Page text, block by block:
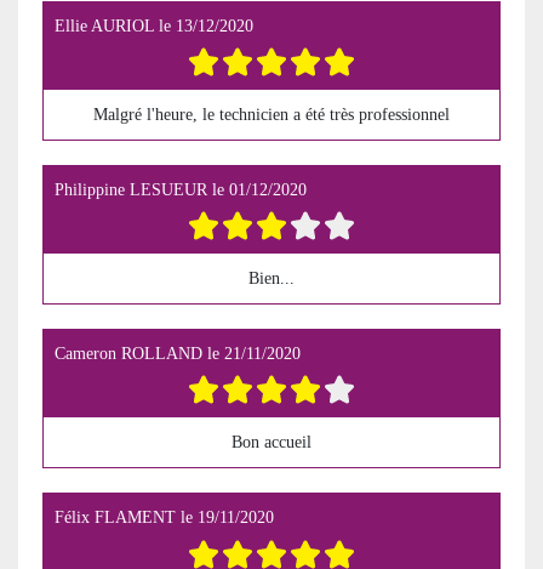
Ellie AURIOL le 13/12/2020
Malgré l'heure, le technicien a été très professionnel
Philippine LESUEUR le 01/12/2020
Bien...
Cameron ROLLAND le 21/11/2020
Bon accueil
Félix FLAMENT le 19/11/2020